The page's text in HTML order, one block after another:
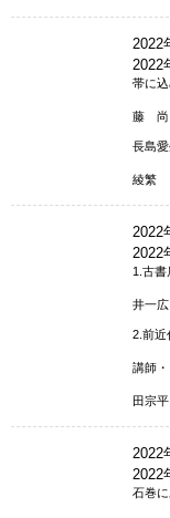
2022
2022
帯に
藤 尚
長島
綾繁
2022
2022
1.古書
井一広
2.前近
中
講師・
田宗平
2022
2022
石巻
（